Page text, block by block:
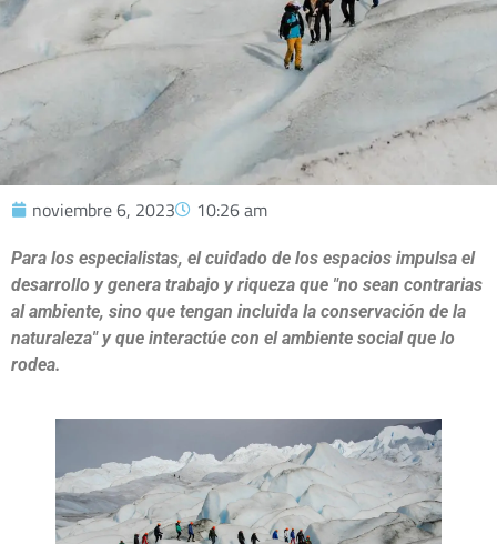
noviembre 6, 2023 10:26 am
Para los especialistas, el cuidado de los espacios impulsa el
desarrollo y genera trabajo y riqueza que "no sean contrarias
al ambiente, sino que tengan incluida la conservación de la
naturaleza" y que interactúe con el ambiente social que lo
rodea.